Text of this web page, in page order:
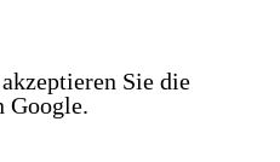
Sie die
Google.